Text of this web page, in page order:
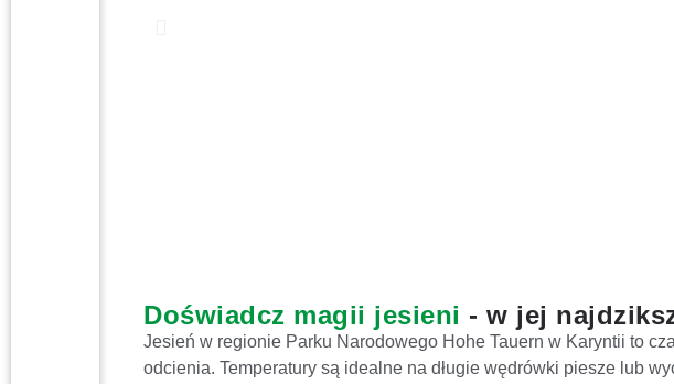
Doświadcz magii jesieni - w jej
Jesień w regionie Parku Narodowego Hohe Tauern w Karyntii to
odcienia. Temperatury są idealne na długie wędrówki piesze lub